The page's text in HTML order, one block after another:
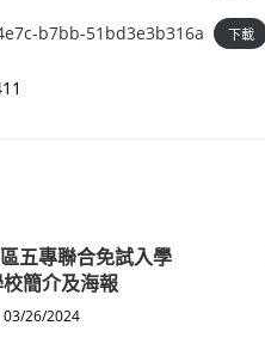
b7bb-51bd3e3b316a 下載
五專聯合免試入學
簡介及海報
03/26/2024